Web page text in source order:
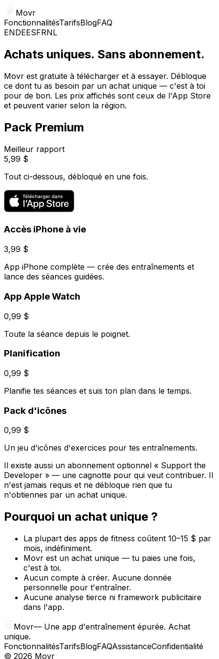
Movr
FonctionnalitésTarifsBlogFAQ
ENDEESFRNL
Achats uniques. Sans abonnement.
Movr est gratuite à télécharger et à essayer. Débloque
ce dont tu as besoin par un achat unique — c'est à toi
pour de bon. Les prix affichés sont ceux de l'App Store
et peuvent varier selon la région.
Pack Premium
Meilleur rapport
5,99 $
Tout ci-dessous, débloqué en une fois.
Accès iPhone à vie
3,99 $
App iPhone complète — crée des entraînements et
lance des séances guidées.
App Apple Watch
0,99 $
Toute la séance depuis le poignet.
Planification
0,99 $
Planifie tes séances et suis ton plan dans le temps.
Pack d'icônes
0,99 $
Un jeu d'icônes d'exercices pour tes entraînements.
Il existe aussi un abonnement optionnel « Support the
Developer » — une cagnotte pour qui veut contribuer. Il
n'est jamais requis et ne débloque rien que tu
n'obtiennes par un achat unique.
Pourquoi un achat unique ?
La plupart des apps de fitness coûtent 10–15 $ par
mois, indéfiniment.
Movr est un achat unique — tu paies une fois,
c'est à toi.
Aucun compte à créer. Aucune donnée
personnelle pour t'entraîner.
Aucune analyse tierce ni framework publicitaire
dans l'app.
Movr— Une app d'entraînement épurée. Achat
unique.
FonctionnalitésTarifsBlogFAQAssistanceConfidentialité
© 2026 Movr